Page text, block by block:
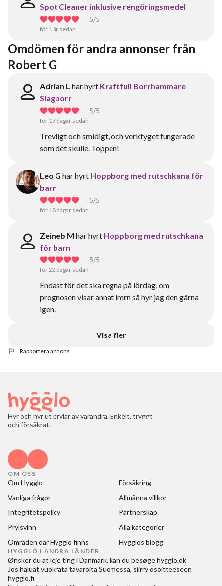
Spot Cleaner inklusive rengöringsmedel
5/5
för 1 år sedan
Omdömen för andra annonser från
Robert G
Adrian L har hyrt Kraftfull Borrhammare
Slagborr
5/5
för 17 dagar sedan
Trevligt och smidigt, och verktyget fungerade
som det skulle. Toppen!
Leo G har hyrt Hoppborg med rutschkana för
barn
5/5
för 18 dagar sedan
Zeineb M har hyrt Hoppborg med rutschkana
för barn
5/5
för 22 dagar sedan
Endast för det ska regna på lördag, om
prognosen visar annat imrn så hyr jag den gärna
igen.
Visa fler
Rapportera annons
Hyr och hyr ut prylar av varandra. Enkelt, tryggt
och försäkrat.
OM OSS
Om Hygglo
Försäkring
Vanliga frågor
Allmänna villkor
Integritetspolicy
Partnerskap
Prylsvinn
Alla kategorier
Områden där Hygglo finns
Hygglos blogg
HYGGLO I ANDRA LÄNDER
Ønsker du at leje ting i Danmark, kan du besøgehygglo.dk
Jos haluat vuokrata tavaroita Suomessa, siirry osoitteeseen
hygglo.fi